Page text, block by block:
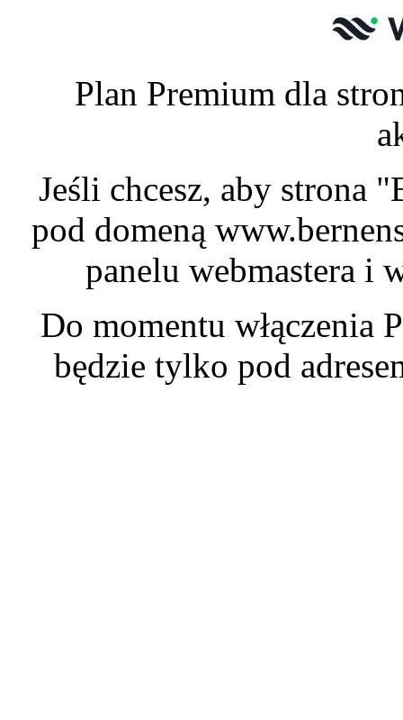
Plan Premium dla
Jeśli chcesz, aby strona
pod domeną
panelu webmastera i
Do momentu włączenia
będzie tylko pod